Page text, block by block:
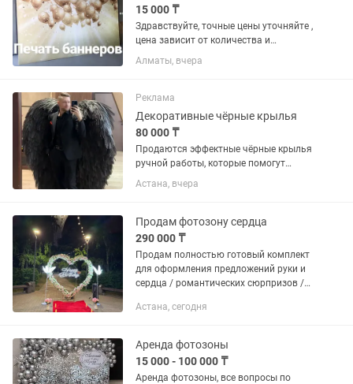
15 000 ₸
Здравствуйте, точные цены уточняйте ,
цена зависит от количества и
размеров!баннерное полотно (плотный
винил) размером 2х3 м для
пресс-стен или наружной рекламы.В...
Алматы, вчера
Реклама
Декоративные чёрные крылья
80 000 ₸
Продаются эффектные чёрные крылья
ручной работы, которые помогут
создать незабываемый образ!
Идеальный реквизит для
тематических вечеринок, Хэллоуина,
фестивалей,...
Астана, вчера
Продам фотозону сердца
290 000 ₸
Продам полностью готовый комплект
для оформления предложений руки и
сердца / романтических сюрпризов /
запуска бизнеса или сдачи в аренду. В
Астана, сегодня
Аренда фотозоны
15 000 - 100 000 ₸
Аренда фотозоны, все вопросы по